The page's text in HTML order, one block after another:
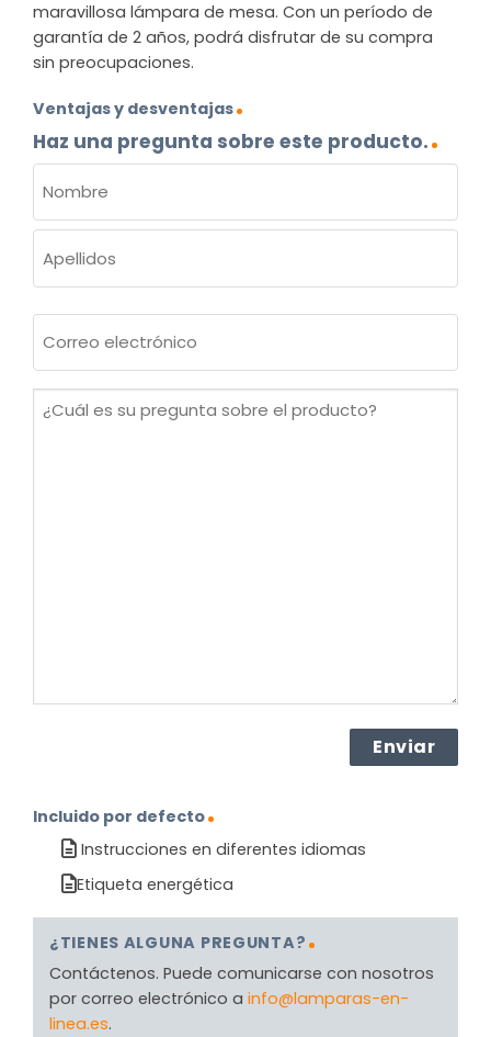
maravillosa lámpara de mesa. Con un período de
garantía de 2 años, podrá disfrutar de su compra
sin preocupaciones.
Ventajas y desventajas
Haz una pregunta sobre este producto.
(OBLIGATORIO)
Nombre
electrónico
¿Cuál
Incluido por defecto
Instrucciones en diferentes idiomas
Etiqueta energética
¿TIENES ALGUNA PREGUNTA?
Contáctenos. Puede comunicarse con nosotros
por correo electrónico a info@lamparas-en-
linea.es.